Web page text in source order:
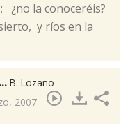
¿no la conoceréis?
y ríos en la
B. Lozano
2007